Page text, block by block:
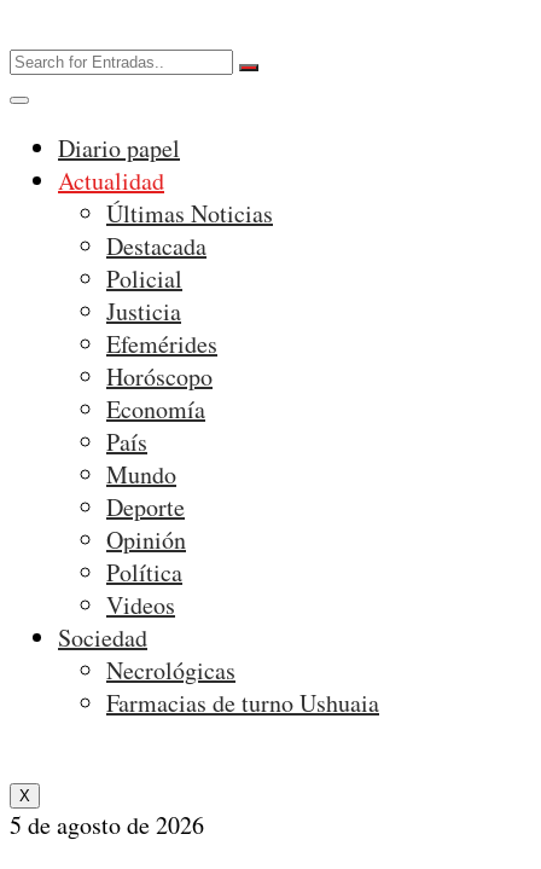
Diario papel
Actualidad
Últimas Noticias
Destacada
Policial
Justicia
Efemérides
Horóscopo
Economía
País
Mundo
Deporte
Opinión
Política
Videos
Sociedad
Necrológicas
Farmacias de turno Ushuaia
X
5 de agosto de 2026